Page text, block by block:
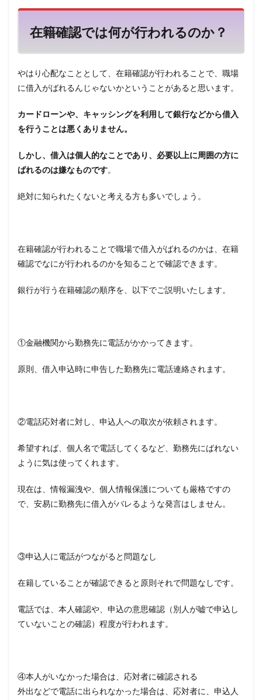
在籍確認では何が行われるのか？
やはり心配なこととして、在籍確認が行われることで、職場
に借入がばれるんじゃないかということがあると思います。
カードローンや、キャッシングを利用して銀行などから借入
を行うことは悪くありません。
しかし、借入は個人的なことであり、必要以上に周囲の方に
ばれるのは嫌なものです。
絶対に知られたくないと考える方も多いでしょう。
在籍確認が行われることで職場で借入がばれるのかは、在籍
確認でなにが行われるのかを知ることで確認できます。
銀行が行う在籍確認の順序を、以下でご説明いたします。
①金融機関から勤務先に電話がかかってきます。
原則、借入申込時に申告した勤務先に電話連絡されます。
②電話応対者に対し、申込人への取次が依頼されます。
希望すれば、個人名で電話してくるなど、勤務先にばれない
ように気は使ってくれます。
現在は、情報漏洩や、個人情報保護についても厳格ですの
で、安易に勤務先に借入がバレるような発言はしません。
③申込人に電話がつながると問題なし
在籍していることが確認できると原則それで問題なしです。
電話では、本人確認や、申込の意思確認（別人が嘘で申込し
ていないことの確認）程度が行われます。
④本人がいなかった場合は、応対者に確認される
外出などで電話に出られなかった場合は、応対者に、申込人